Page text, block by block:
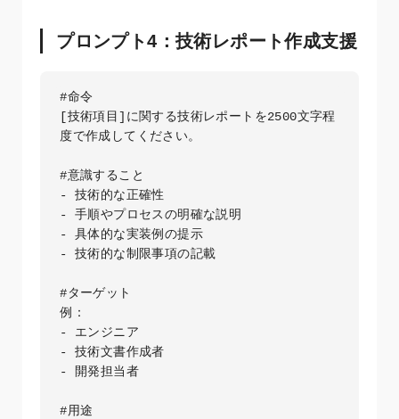
プロンプト4：技術レポート作成支援
#命令
[技術項目]に関する技術レポートを2500文字程
度で作成してください。
#意識すること
- 技術的な正確性
- 手順やプロセスの明確な説明
- 具体的な実装例の提示
- 技術的な制限事項の記載
#ターゲット
例：
- エンジニア
- 技術文書作成者
- 開発担当者
#用途